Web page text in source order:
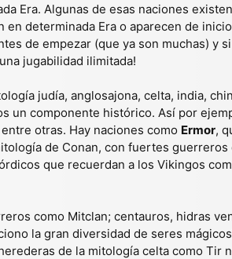
Era. Algunas de esas naciones
determinada Era o aparecen de
de empezar (que ya son muchas) y
jugabilidad ilimitada!
judía, anglosajona, celta, india,
un componente histórico. Así por
otras. Hay naciones como Ermor,
de Conan, con fuertes guerreros
que recuerdan a los Vikingos
como Mitclan; centauros, hidras
la gran diversidad de seres
de la mitología celta como Tir